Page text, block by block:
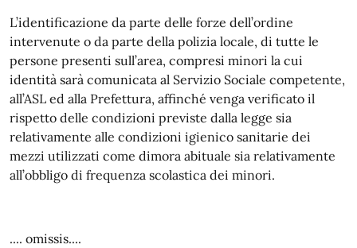
L’identificazione da parte delle forze dell’ordine
intervenute o da parte della polizia locale, di tutte le
persone presenti sull’area, compresi minori la cui
identità sarà comunicata al Servizio Sociale competente,
all’ASL ed alla Prefettura, affinché venga verificato il
rispetto delle condizioni previste dalla legge sia
relativamente alle condizioni igienico sanitarie dei
mezzi utilizzati come dimora abituale sia relativamente
all’obbligo di frequenza scolastica dei minori.
.... omissis....